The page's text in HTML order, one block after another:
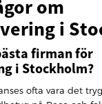
om
i
firman för
i Stockholm?
ofta vara det